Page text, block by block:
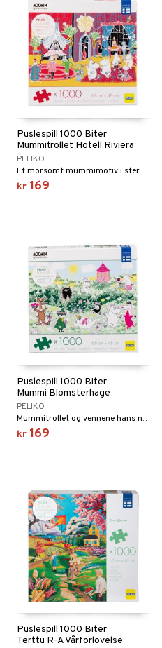
Puslespill 1000 Biter
Mummitrollet Hotell Riviera
PELIKO
Et morsomt mummimotiv i sterke farger.
kr 169
Puslespill 1000 Biter
Mummi Blomsterhage
PELIKO
Mummitrollet og vennene hans nyter blant blomstene!
kr 169
Puslespill 1000 Biter
Terttu R-A Vårforlovelse